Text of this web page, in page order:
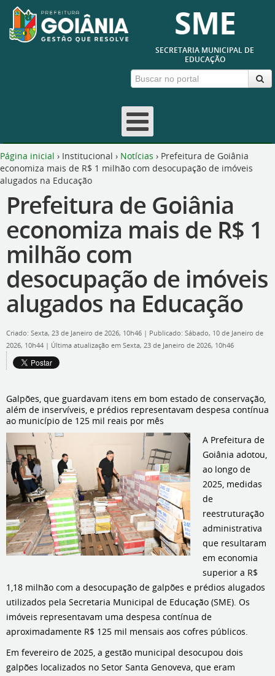
SME
SECRETARIA MUNICIPAL DE
EDUCAÇÃO
Página inicial › Institucional › Notícias › Prefeitura de Goiânia
economiza mais de R$ 1 milhão com desocupação de imóveis
alugados na Educação
Prefeitura de Goiânia
economiza mais de R$ 1
milhão com
desocupação de imóveis
alugados na Educação
Criado: Sexta, 23 de Janeiro de 2026, 10h46 | Publicado: Sábado, 10 de Janeiro de
2026, 10h44 | Última atualização em Sexta, 23 de Janeiro de 2026, 10h46
Galpões, que guardavam itens em bom estado de conservação,
além de inservíveis, e prédios representavam despesa contínua
ao município de 125 mil reais por mês
A Prefeitura de
Goiânia adotou,
ao longo de
2025, medidas
de
reestruturação
administrativa
que resultaram
em economia
superior a R$
1,18 milhão com a desocupação de galpões e prédios alugados
utilizados pela Secretaria Municipal de Educação (SME). Os
imóveis representavam uma despesa contínua de
aproximadamente R$ 125 mil mensais aos cofres públicos.
Em fevereiro de 2025, a gestão municipal desocupou dois
galpões localizados no Setor Santa Genoveva, que eram